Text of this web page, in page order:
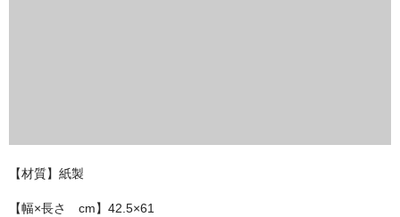
【材質】紙製
【幅×長さ cm】42.5×61